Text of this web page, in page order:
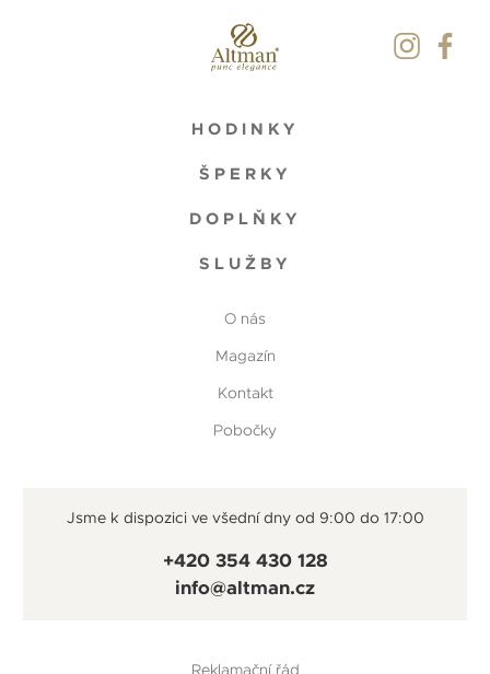
HODINKY
ŠPERKY
DOPLŇKY
SLUŽBY
O nás
Magazín
Kontakt
Pobočky
Jsme k dispozici ve všední dny od 9:00 do 17:00
+420 354 430 128
info@altman.cz
Reklamační řád